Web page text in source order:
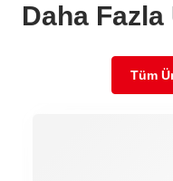
Daha
Tüm